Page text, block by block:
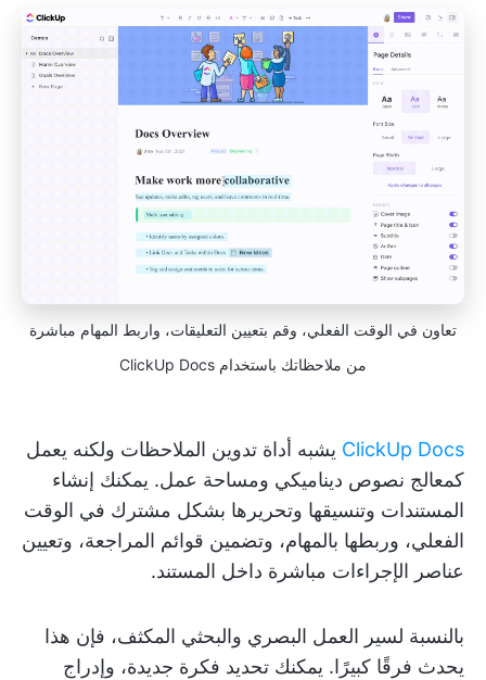
تعاون في الوقت الفعلي، وقم بتعيين التعليقات، واربط المهام مباشرة
من ملاحظاتك باستخدام ClickUp Docs
ClickUp Docs يشبه أداة تدوين الملاحظات ولكنه يعمل
كمعالج نصوص ديناميكي ومساحة عمل. يمكنك إنشاء
المستندات وتنسيقها وتحريرها بشكل مشترك في الوقت
الفعلي، وربطها بالمهام، وتضمين قوائم المراجعة، وتعيين
عناصر الإجراءات مباشرة داخل المستند.
بالنسبة لسير العمل البصري والبحثي المكثف، فإن هذا
يحدث فرقًا كبيرًا. يمكنك تحديد فكرة جديدة، وإدراج